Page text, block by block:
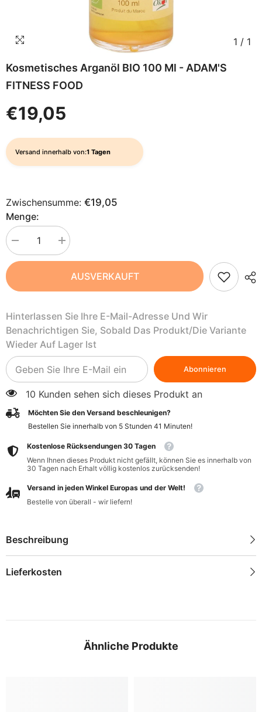
1 / 1
Kosmetisches Arganöl BIO 100 Ml - ADAM'S
FITNESS FOOD
€19,05
Versand innerhalb von:1 Tagen
Zwischensumme: €19,05
Menge:
verringern
für
BIO
-
FITNESS
FOOD
Menge
erhöhen
für
Kosmetisches
Arganöl
-
FITNESS
FOOD
AUSVERKAUFT
Hinterlassen Sie Ihre E-Mail-Adresse Und Wir
Benachrichtigen Sie, Sobald Das Produkt/die Variante
Wieder Auf Lager Ist
Abonnieren
10 Kunden sehen sich dieses Produkt an
Möchten Sie den Versand beschleunigen?
Bestellen Sie innerhalb von 5 Stunden 41 Minuten!
Kostenlose Rücksendungen 30 Tagen
Wenn Ihnen dieses Produkt nicht gefällt, können Sie es innerhalb von
30 Tagen nach Erhalt völlig kostenlos zurücksenden!
Versand in jeden Winkel Europas und der Welt!
Bestelle von überall - wir liefern!
Beschreibung
Lieferkosten
Ähnliche Produkte